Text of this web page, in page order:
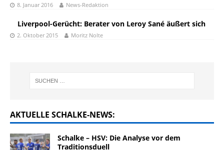
8. Januar 2016 News-Redaktion
Liverpool-Gerücht: Berater von Leroy Sané äußert sich
2. Oktober 2015 Moritz Nolte
AKTUELLE SCHALKE-NEWS:
Schalke – HSV: Die Analyse vor dem
Traditionsduell